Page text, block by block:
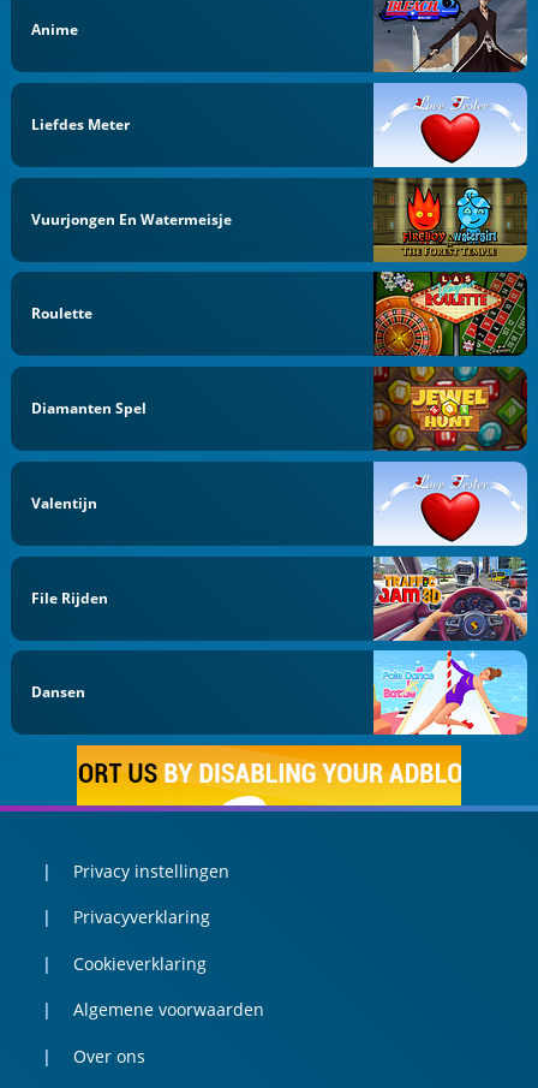
Anime
Liefdes Meter
Vuurjongen En Watermeisje
Roulette
Diamanten Spel
Valentijn
File Rijden
Dansen
Privacy instellingen
Privacyverklaring
Cookieverklaring
Algemene voorwaarden
Over ons